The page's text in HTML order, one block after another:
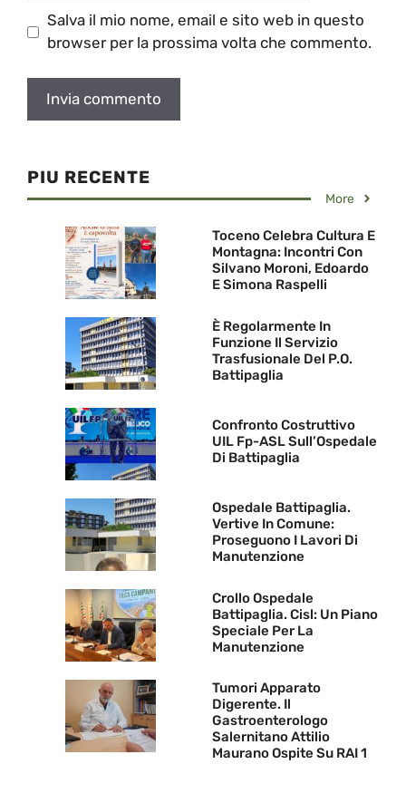
Salva il mio nome, email e sito web in questo
browser per la prossima volta che commento.
PIU RECENTE
More
Toceno Celebra Cultura E
Montagna: Incontri Con
Silvano Moroni, Edoardo
E Simona Raspelli
È Regolarmente In
Funzione Il Servizio
Trasfusionale Del P.O.
Battipaglia
Confronto Costruttivo
UIL Fp-ASL Sull’Ospedale
Di Battipaglia
Ospedale Battipaglia.
Vertive In Comune:
Proseguono I Lavori Di
Manutenzione
Crollo Ospedale
Battipaglia. Cisl: Un Piano
Speciale Per La
Manutenzione
Tumori Apparato
Digerente. Il
Gastroenterologo
Salernitano Attilio
Maurano Ospite Su RAI 1